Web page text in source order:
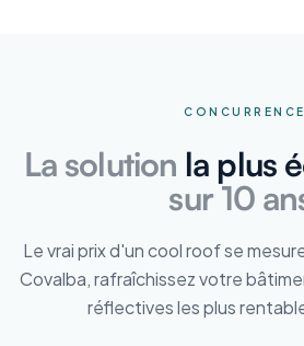
CONCURRENCE
La solution la plus
sur 10
Le vrai prix d'un cool roof se
Covalba, rafraîchissez votre
réflectives les plus